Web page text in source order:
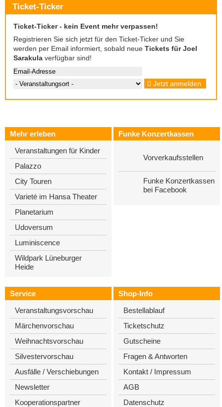
Ticket-Ticker
Ticket-Ticker - kein Event mehr verpassen!
Registrieren Sie sich jetzt für den Ticket-Ticker und Sie
werden per Email informiert, sobald neue Tickets für Joel
Sarakula verfügbar sind!
Jetzt anmelden
Mehr erleben
Veranstaltungen für Kinder
Palazzo
City Touren
Varieté im Hansa Theater
Planetarium
Udoversum
Luminiscence
Wildpark Lüneburger
Heide
Funke Konzertkassen
Vorverkaufsstellen
Funke Konzertkassen
bei Facebook
Service
Veranstaltungsvorschau
Märchenvorschau
Weihnachtsvorschau
Silvestervorschau
Ausfälle / Verschiebungen
Newsletter
Kooperationspartner
Shop-Info
Bestellablauf
Ticketschutz
Gutscheine
Fragen & Antworten
Kontakt / Impressum
AGB
Datenschutz